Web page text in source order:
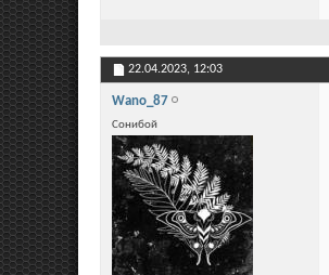
22.04.2023, 12:03
Wano_87
Сонибой